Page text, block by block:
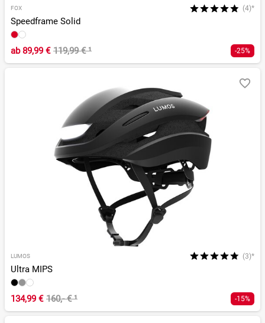
FOX (4)*
Speedframe Solid
ab89,99 € 119,99 €¹ -25%
LUMOS (3)*
Ultra MIPS
134,99 € 160,- €¹ -15%